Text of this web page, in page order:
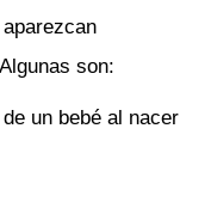
son:
un bebé al nacer